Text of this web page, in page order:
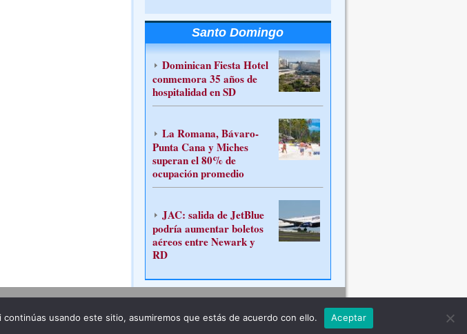
Santo Domingo
Dominican Fiesta Hotel
conmemora 35 años de
hospitalidad en SD
La Romana, Bávaro-
Punta Cana y Miches
superan el 80% de
ocupación promedio
JAC: salida de JetBlue
podría aumentar boletos
aéreos entre Newark y
RD
usando este sitio, asumiremos que estás de acuerdo con ello. Aceptar